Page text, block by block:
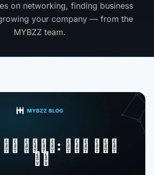
on networking, finding business
your company — from the
MYBZZ team.